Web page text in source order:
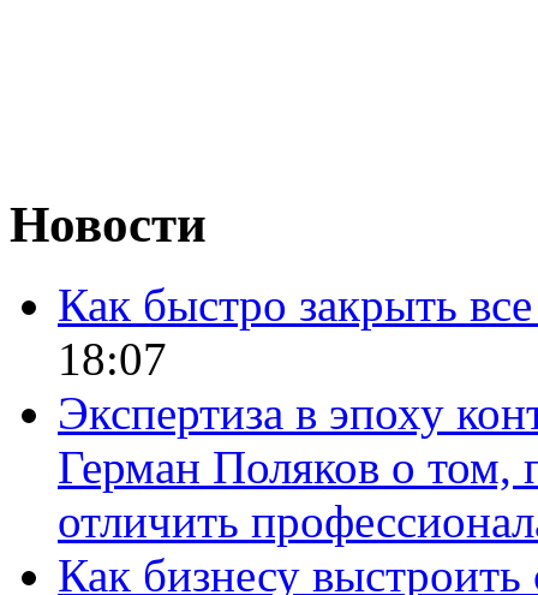
Новости
Как быстро закрыть
18:07
Экспертиза в эпоху
Герман Поляков о том,
отличить
Как бизнесу